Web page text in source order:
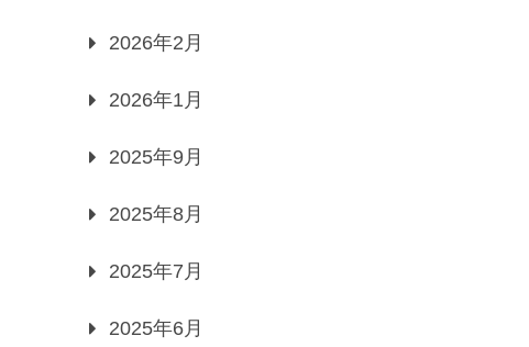
2026年2月
2026年1月
2025年9月
2025年8月
2025年7月
2025年6月